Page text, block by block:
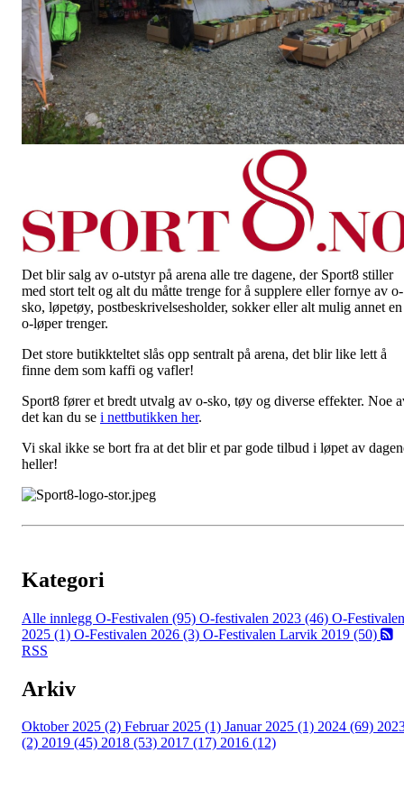
Det blir salg av o-utstyr på arena alle tre dagene, der Sport8 stiller
med stort telt og alt du måtte trenge for å supplere eller fornye av o-
sko, løpetøy, postbeskrivelsesholder, sokker eller alt mulig annet en
o-løper trenger.
Det store butikkteltet slås opp sentralt på arena, det blir like lett å
finne dem som kaffi og vafler!
Sport8 fører et bredt utvalg av o-sko, tøy og diverse effekter. Noe
det kan du se i nettbutikken her.
Vi skal ikke se bort fra at det blir et par gode tilbud i løpet av
heller!
Kategori
Alle innlegg O-Festivalen (95) O-festivalen 2023 (46) O-Festivalen
2025 (1) O-Festivalen 2026 (3) O-Festivalen Larvik 2019 (50)
RSS
Arkiv
Oktober 2025 (2) Februar 2025 (1) Januar 2025 (1) 2024 (69)
(2) 2019 (45) 2018 (53) 2017 (17) 2016 (12)